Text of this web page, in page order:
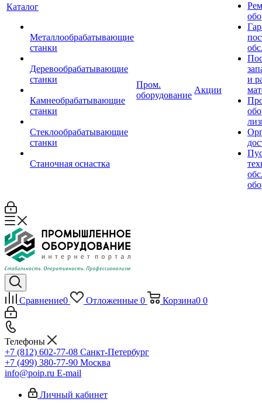
Каталог
Металлообрабатывающие
станки
Деревообрабатывающие
станки
Камнеобрабатывающие
станки
Стеклообрабатывающие
станки
Станочная оснастка
Пром.
оборудование
Акции
и
Сравнение0 Отложенные 0 Корзина0 0
Телефоны
+7 (812) 602-77-08 Санкт-Петербург
+7 (499) 380-77-90 Москва
info@poip.ru E-mail
Личный кабинет